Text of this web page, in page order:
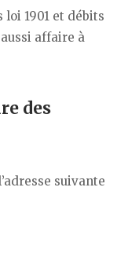
1901 et débits
affaire à
des
suivante